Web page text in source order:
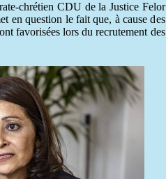
chrétien CDU de la Justice Felor
en question le fait que, à cause des
favorisées lors du recrutement des